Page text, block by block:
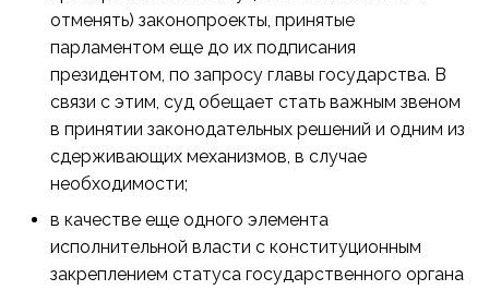
отменять) законопроекты, принятые
парламентом еще до их подписания
президентом, по запросу главы государства. В
связи с этим, суд обещает стать важным звеном
в принятии законодательных решений и одним из
сдерживающих механизмов, в случае
необходимости;
в качестве еще одного элемента
исполнительной власти с конституционным
закреплением статуса государственного органа